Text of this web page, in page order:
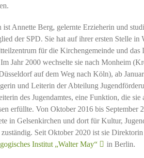
ist Annette Berg, gelernte Erzieherin und
der SPD. Sie hat auf ihrer ersten Stelle in
für die Kirchengemeinde und das
Jahr 2000 wechselte sie nach Monheim
auf dem Weg nach Köln), ab
und Leiterin der Abteilung
des Jugendamtes, eine Funktion, die sie
erfüllte. Von Oktober 2016 bis September
in Gelsenkirchen und dort für Kultur,
Seit Oktober 2020 ist sie
Institut „Walter May“
in Berlin.